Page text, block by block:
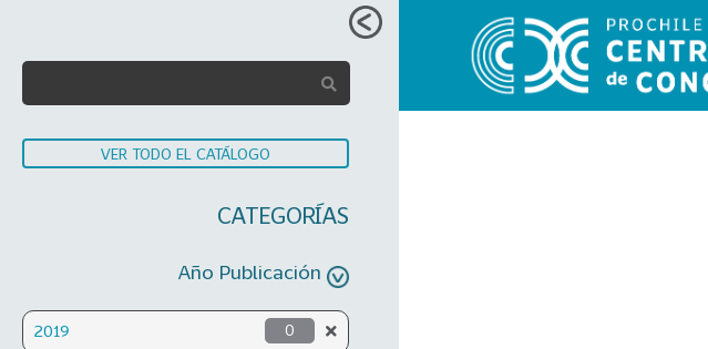
VER TODO EL CATÁLOGO
CATEGORÍAS
Año Publicación
2019 0